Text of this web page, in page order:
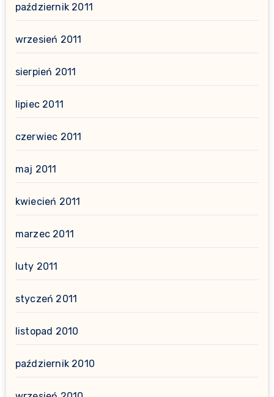
październik 2011
wrzesień 2011
sierpień 2011
lipiec 2011
czerwiec 2011
maj 2011
kwiecień 2011
marzec 2011
luty 2011
styczeń 2011
listopad 2010
październik 2010